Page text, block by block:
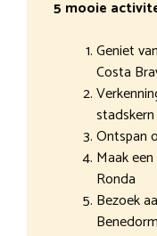
5 mooie
Geniet
Costa
stadskern
Ontspan
Maak
Ronda
Bezoek